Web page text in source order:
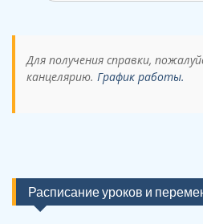
Для получения справки,
канцелярию. График работы.
Расписание уроков и